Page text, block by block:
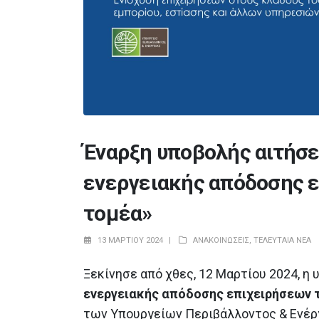
Έναρξη υποβολής
ενεργειακής απόδοσης
τομέα»
13 ΜΑΡΤΊΟΥ 2024 ΑΝΑΚΟΙΝΏΣΕΙΣ ΤΕΛΕΥΤΑΊΑ ΝΈΑ
Ξεκίνησε από χθες, 12 Μαρτίου 2024, η
ενεργειακής απόδοσης επιχειρήσεων
των Υπουργείων Περιβάλλοντος &
Θετική εισήγηση της
Ευρωπαϊκής Επιτροπής για την
αναθεώρησης του Εθνικού Σχεδίου
Ανάκαμψης και Ανθεκτικότητας «Ελλάδα
Εγκαινιάστηκαν σημαντικά
προστασίας και